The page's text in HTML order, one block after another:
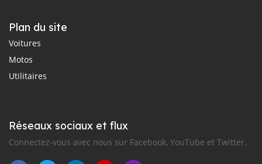
Plan du site
Voitures
Motos
Utilitaires
Réseaux sociaux et flux
Connectez-vous avec nous sur Facebook, YouTube et Twitter.